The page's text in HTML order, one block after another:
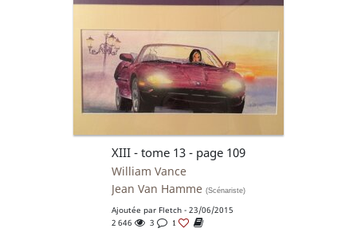
XIII - tome 13 - page 109
William Vance
Jean Van Hamme (Scénariste)
Ajoutée par Fletch - 23/06/2015
2 646
3 1